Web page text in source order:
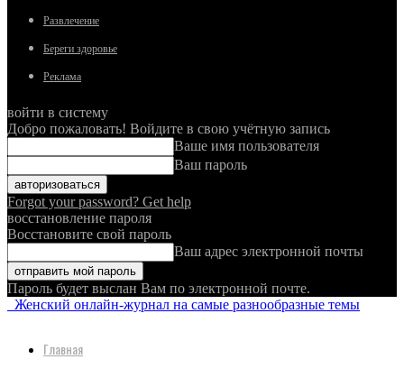
Развлечение
Береги здоровье
Реклама
войти в систему
Добро пожаловать! Войдите в свою учётную запись
Ваше имя пользователя
Ваш пароль
Forgot your password? Get help
восстановление пароля
Восстановите свой пароль
Ваш адрес электронной почты
Пароль будет выслан Вам по электронной почте.
Женский онлайн-журнал на самые разнообразные темы
Главная